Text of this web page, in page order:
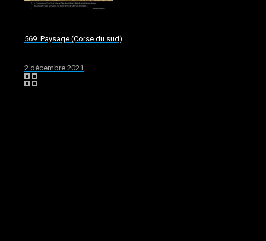
569. Paysage (Corse du sud)
2 décembre 2021